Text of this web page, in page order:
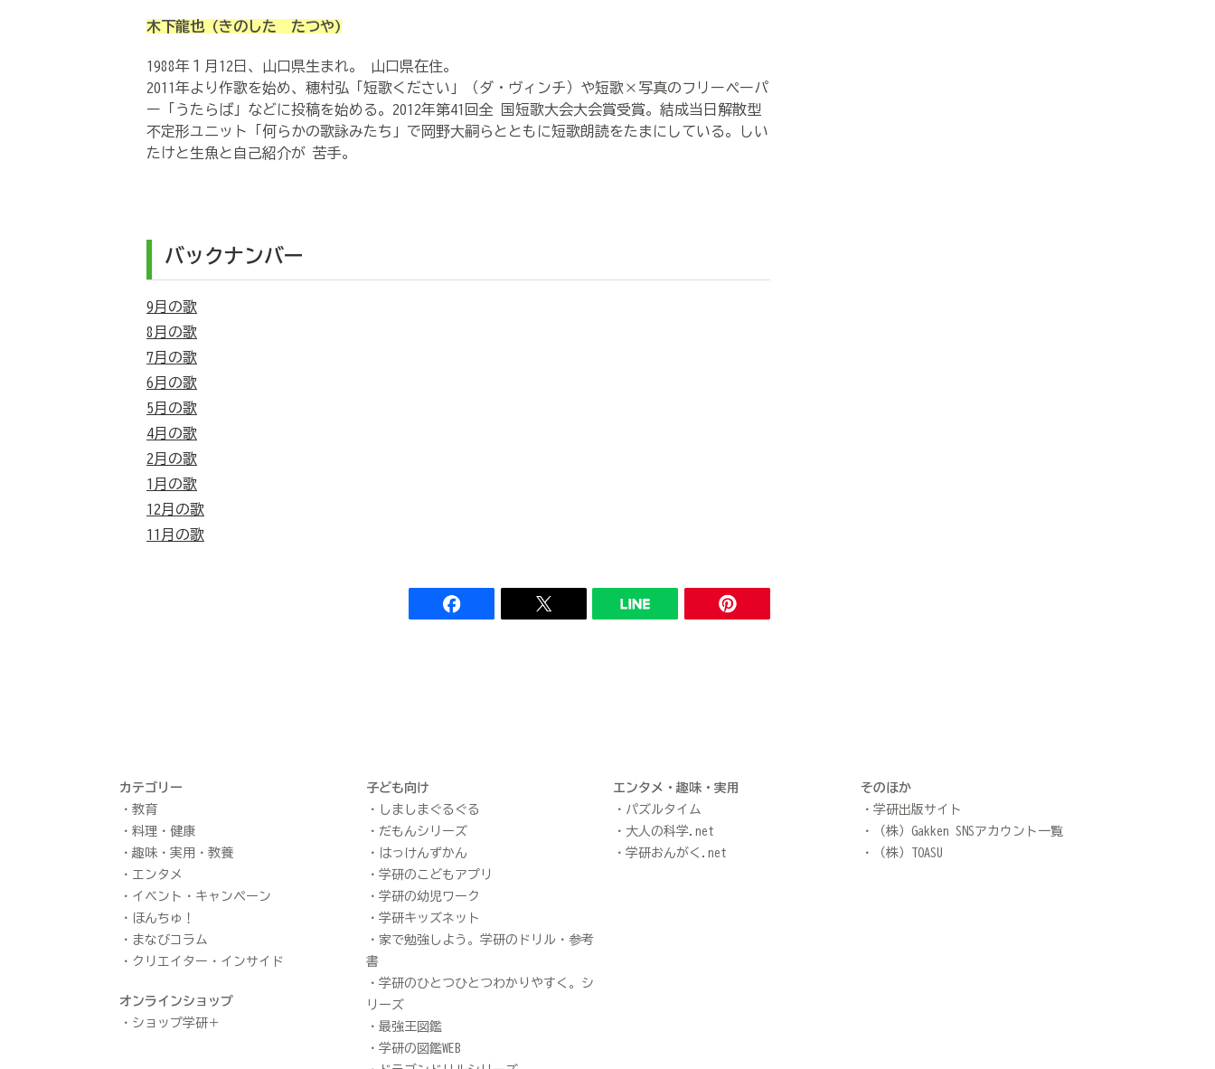
木下龍也(きのした たつや)
1988年１月12日、山口県生まれ。 山口県在住。
2011年より作歌を始め、穂村弘「短歌ください」（ダ・ヴィンチ）や短歌×写真のフリーペーパ
ー「うたらば」などに投稿を始める。2012年第41回全 国短歌大会大会賞受賞。結成当日解散型
不定形ユニット「何らかの歌詠みたち」で岡野大嗣らとともに短歌朗読をたまにしている。しい
たけと生魚と自己紹介が 苦手。
バックナンバー
9月の歌
8月の歌
7月の歌
6月の歌
5月の歌
4月の歌
2月の歌
1月の歌
12月の歌
11月の歌
カテゴリー
教育
料理・健康
趣味・実用・教養
エンタメ
イベント・キャンペーン
ほんちゅ！
まなびコラム
クリエイター・インサイド
オンラインショップ
ショップ学研＋
子ども向け
しましまぐるぐる
だもんシリーズ
はっけんずかん
学研のこどもアプリ
学研の幼児ワーク
学研キッズネット
家で勉強しよう。学研のドリル・参考
書
学研のひとつひとつわかりやすく。シ
リーズ
最強王図鑑
学研の図鑑WEB
エンタメ・趣味・実用
パズルタイム
大人の科学.net
学研おんがく.net
そのほか
学研出版サイト
（株）Gakken SNSアカウント一覧
（株）TOASU